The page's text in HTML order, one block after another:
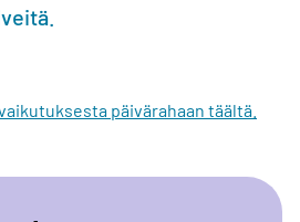
päivärahaan täältä.